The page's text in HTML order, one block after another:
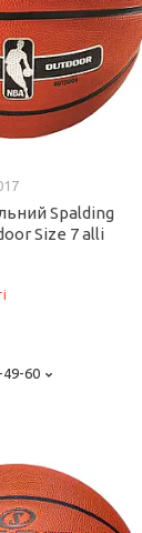
Spalding
Size 7 alli
49-60